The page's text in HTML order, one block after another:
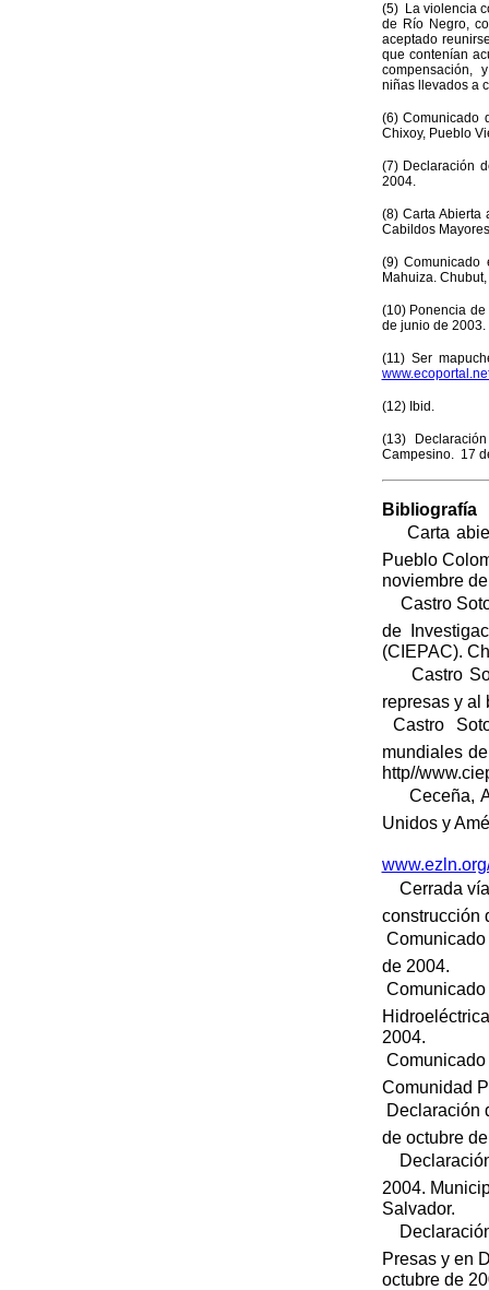
(5) La violencia
de Río Negro,
aceptado
que contenían
compensación,
niñas llevados a
(6) Comunicado
Chixoy, Pueblo
(7) Declaración
2004.
(8) Carta Abierta
Cabildos
(9) Comunicado
Mahuiza.
(10) Ponencia
de junio de
(11) Ser
(12) Ibid.
(13)
Campesino. 17
Bibliografía
 Carta
Pueblo
noviembre
 Castro
de
(CIEPAC).
 Castro
represas y al
 Castro
mundiales
http//
 Ceceña,
Unidos y
 Cerrada
construcción

de 2004.

2004.

Comunidad

de octubre

2004.
Salvador.

Presas y en
octubre de